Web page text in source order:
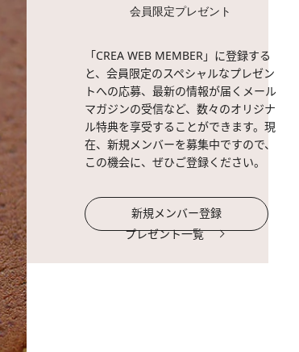
会員限定プレゼント
「CREA WEB MEMBER」に登録する
と、会員限定のスペシャルなプレゼン
トへの応募、最新の情報が届くメール
マガジンの受信など、数々のオリジナ
ル特典を享受することができます。現
在、新規メンバーを募集中ですので、
この機会に、ぜひご登録ください。
新規メンバー登録
プレゼント一覧